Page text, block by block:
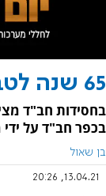
65 שנה לטבח ולתקומה בכפר חב"ד
בכפר חב"ד על ידי
בן שאול
13.04.21, 20:26